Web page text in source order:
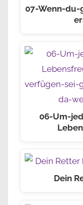
07-Wenn-
06-Um-
Dein